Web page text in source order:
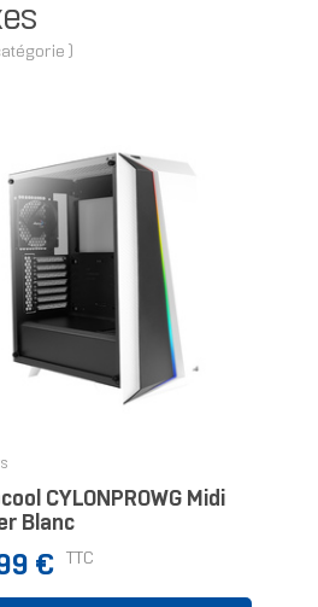
)
CYLONPROWG Midi
Blanc
€ TTC